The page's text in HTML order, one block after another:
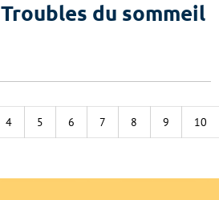
Troubles du sommeil
4 5 6 7 8 9 10